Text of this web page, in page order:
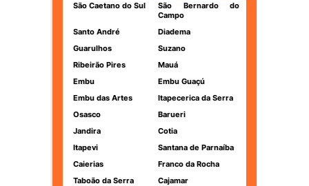
São Caetano do Sul
São Bernardo do
Campo
Santo André
Diadema
Guarulhos
Suzano
Ribeirão Pires
Mauá
Embu
Embu Guaçú
Embu das Artes
Itapecerica da Serra
Osasco
Barueri
Jandira
Cotia
Itapevi
Santana de Parnaíba
Caierias
Franco da Rocha
Taboão da Serra
Cajamar